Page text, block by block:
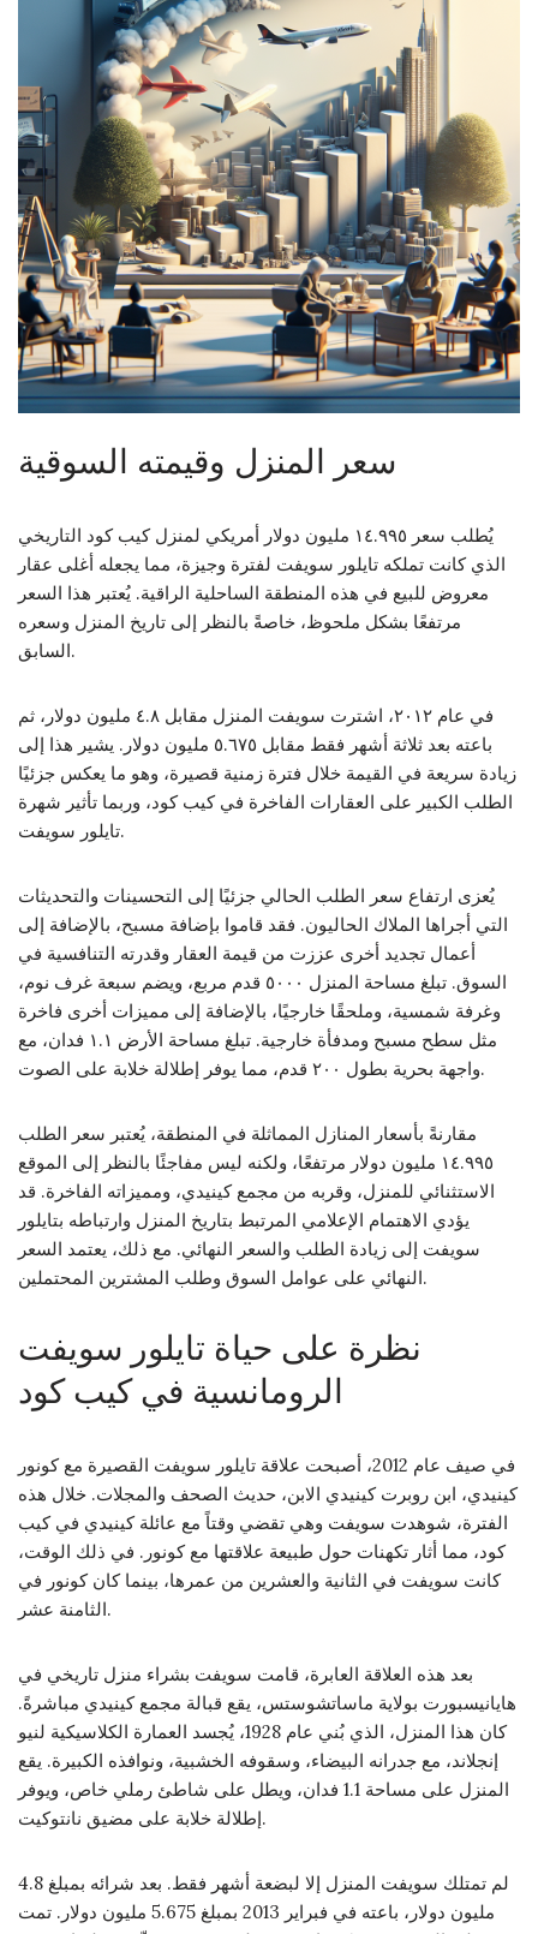
سعر المنزل وقيمته السوقية
يُطلب سعر ١٤.٩٩٥ مليون دولار أمريكي لمنزل كيب كود التاريخي
الذي كانت تملكه تايلور سويفت لفترة وجيزة، مما يجعله أغلى عقار
معروض للبيع في هذه المنطقة الساحلية الراقية. يُعتبر هذا السعر
مرتفعًا بشكل ملحوظ، خاصةً بالنظر إلى تاريخ المنزل وسعره
السابق.
في عام ٢٠١٢، اشترت سويفت المنزل مقابل ٤.٨ مليون دولار، ثم
باعته بعد ثلاثة أشهر فقط مقابل ٥.٦٧٥ مليون دولار. يشير هذا إلى
زيادة سريعة في القيمة خلال فترة زمنية قصيرة، وهو ما يعكس جزئيًا
الطلب الكبير على العقارات الفاخرة في كيب كود، وربما تأثير شهرة
تايلور سويفت.
يُعزى ارتفاع سعر الطلب الحالي جزئيًا إلى التحسينات والتحديثات
التي أجراها الملاك الحاليون. فقد قاموا بإضافة مسبح، بالإضافة إلى
أعمال تجديد أخرى عززت من قيمة العقار وقدرته التنافسية في
السوق. تبلغ مساحة المنزل ٥٠٠٠ قدم مربع، ويضم سبعة غرف نوم،
وغرفة شمسية، وملحقًا خارجيًا، بالإضافة إلى مميزات أخرى فاخرة
مثل سطح مسبح ومدفأة خارجية. تبلغ مساحة الأرض ١.١ فدان، مع
واجهة بحرية بطول ٢٠٠ قدم، مما يوفر إطلالة خلابة على الصوت.
مقارنةً بأسعار المنازل المماثلة في المنطقة، يُعتبر سعر الطلب
١٤.٩٩٥ مليون دولار مرتفعًا، ولكنه ليس مفاجئًا بالنظر إلى الموقع
الاستثنائي للمنزل، وقربه من مجمع كينيدي، ومميزاته الفاخرة. قد
يؤدي الاهتمام الإعلامي المرتبط بتاريخ المنزل وارتباطه بتايلور
سويفت إلى زيادة الطلب والسعر النهائي. مع ذلك، يعتمد السعر
النهائي على عوامل السوق وطلب المشترين المحتملين.
نظرة على حياة تايلور سويفت
الرومانسية في كيب كود
في صيف عام 2012، أصبحت علاقة تايلور سويفت القصيرة مع كونور
كينيدي، ابن روبرت كينيدي الابن، حديث الصحف والمجلات. خلال هذه
الفترة، شوهدت سويفت وهي تقضي وقتاً مع عائلة كينيدي في كيب
كود، مما أثار تكهنات حول طبيعة علاقتها مع كونور. في ذلك الوقت،
كانت سويفت في الثانية والعشرين من عمرها، بينما كان كونور في
الثامنة عشر.
بعد هذه العلاقة العابرة، قامت سويفت بشراء منزل تاريخي في
هايانيسبورت بولاية ماساتشوستس، يقع قبالة مجمع كينيدي مباشرةً.
كان هذا المنزل، الذي بُني عام 1928، يُجسد العمارة الكلاسيكية لنيو
إنجلاند، مع جدرانه البيضاء، وسقوفه الخشبية، ونوافذه الكبيرة. يقع
المنزل على مساحة 1.1 فدان، ويطل على شاطئ رملي خاص، ويوفر
إطلالة خلابة على مضيق نانتوكيت.
لم تمتلك سويفت المنزل إلا لبضعة أشهر فقط. بعد شرائه بمبلغ 4.8
مليون دولار، باعته في فبراير 2013 بمبلغ 5.675 مليون دولار. تمت